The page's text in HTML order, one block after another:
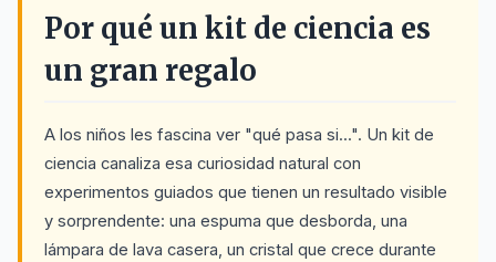
Por qué un kit de ciencia es
un gran regalo
A los niños les fascina ver "qué pasa si...". Un kit de
ciencia canaliza esa curiosidad natural con
experimentos guiados que tienen un resultado visible
y sorprendente: una espuma que desborda, una
lámpara de lava casera, un cristal que crece durante